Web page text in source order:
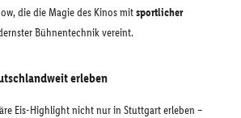
die die Magie des Kinos mitsportlicher
Bühnentechnik vereint.
erleben
Eis-Highlight nicht nur in Stuttgart erleben –